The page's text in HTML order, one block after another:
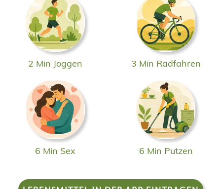
2 Min Joggen 3 Min Radfahren
6 Min Sex 6 Min Putzen